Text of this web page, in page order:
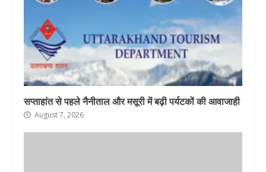
सप्ताहांत से पहले नैनीताल और मसूरी में बढ़ी पर्यटकों की आवाजाही
August 7, 2026